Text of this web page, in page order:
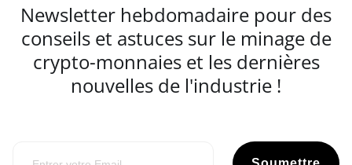
Newsletter hebdomadaire pour des
conseils et astuces sur le minage de
crypto-monnaies et les dernières
nouvelles de l'industrie !